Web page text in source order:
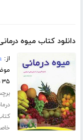
دانلود کتاب میوه
از:
۳۵ صفحه